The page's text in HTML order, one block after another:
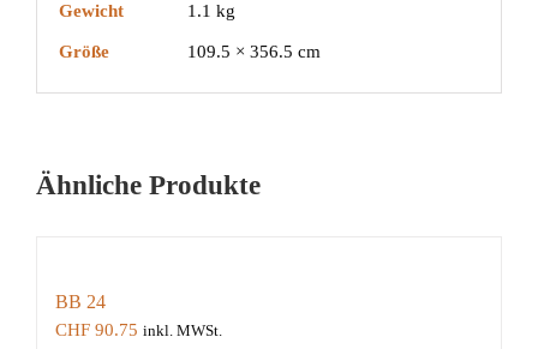
Gewicht 1.1 kg
Größe 109.5 × 356.5 cm
Ähnliche Produkte
BB 24
CHF 90.75 inkl. MWSt.